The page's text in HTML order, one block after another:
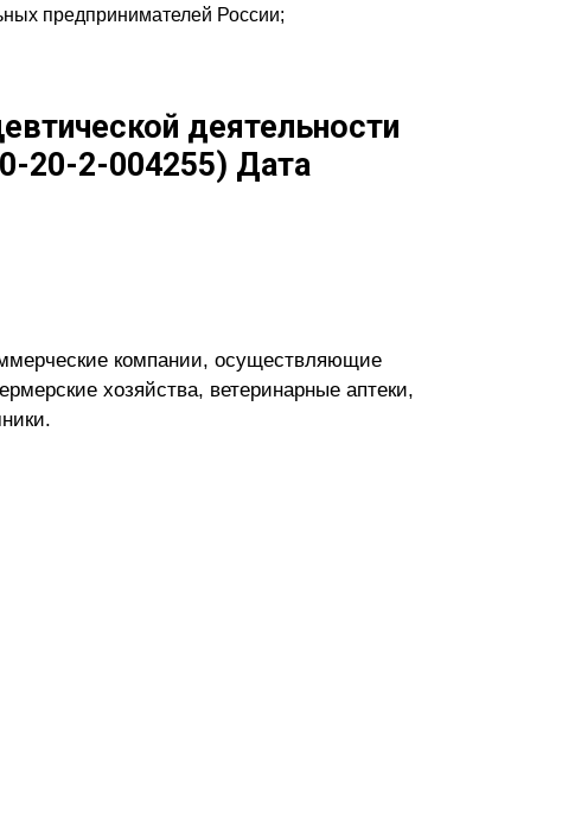
предпринимателей России;
деятельности
20-2-004255) Дата
компании, осуществляющие
хозяйства, ветеринарные аптеки,